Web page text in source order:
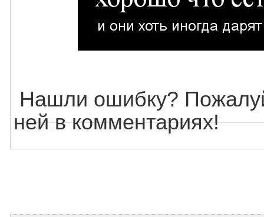
Нашли ошибку?
ней в комментариях!